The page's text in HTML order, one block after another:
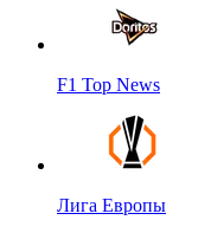
F1 Top News
Лига Европы